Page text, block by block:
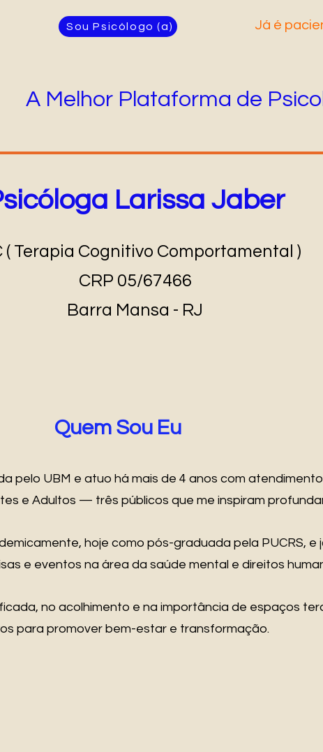
Sou Psicólogo (a) Já é pacie
A Melhor Plataforma de
Larissa Jaber
CRP 05/67466
Barra Mansa - RJ
( Terapia Cognitivo Comportamental )
Quem Sou Eu
pelo UBM e atuo há mais de 4 anos com
e Adultos — três públicos que me inspiram
hoje como pós-graduada pela PUCRS, e
e eventos na área da saúde mental e direitos
no acolhimento e na importância de espaços
para promover bem-estar e transformação.